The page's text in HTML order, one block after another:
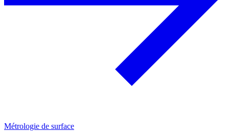
Métrologie de surface